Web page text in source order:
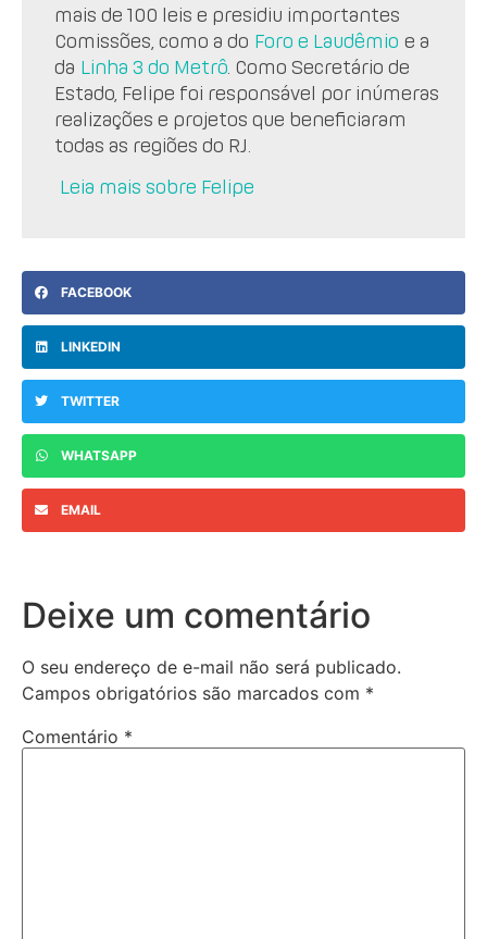
mais de 100 leis e presidiu importantes
Comissões, como a do Foro e Laudêmio e a
da Linha 3 do Metrô . Como Secretário de
Estado, Felipe foi responsável por inúmeras
realizações e projetos que beneficiaram
todas as regiões do RJ.
Leia mais sobre Felipe
FACEBOOK
LINKEDIN
TWITTER
WHATSAPP
EMAIL
Deixe um comentário
O seu endereço de e-mail não será publicado.
Campos obrigatórios são marcados com *
Comentário *